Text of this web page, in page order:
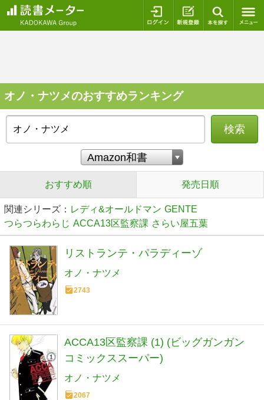
ログイン 新規登録
オノ・ナツメのおすすめランキング
検索
おすすめ順 発売日順
関連シリーズ： レディ&オールドマン GENTE
つらつらわらじ ACCA13区監察課 さらい屋五葉
リストランテ・パラディーゾ
オノ・ナツメ
2743
ACCA13区監察課 (1) (ビッグガンガン
コミックススーパー)
オノ・ナツメ
2067